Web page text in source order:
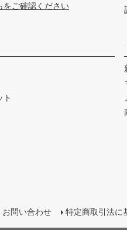
をご確認ください
ト
お問い合わせ 特定商取引法に